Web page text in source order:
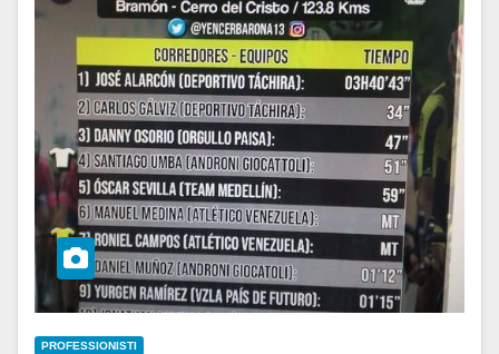
PROFESSIONISTI